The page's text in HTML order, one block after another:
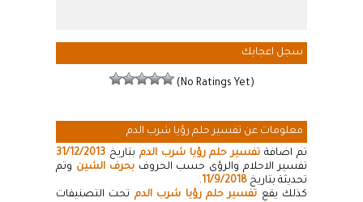
سجل اعجابك
(No Ratings Yet)
معلومات عن تفسير حلم رؤيا شرب الدم
تم اضافة تفسير حلم رؤيا شرب الدم بتاريخ 31/12/2013
تفسير الاحلام والرؤى حسب الحروفبحرف الشين وتم
تحديثة بتاريخ 11/9/2018
.
كذلك يقع تفسير حلم رؤيا شرب الدم تحت التصنيفات